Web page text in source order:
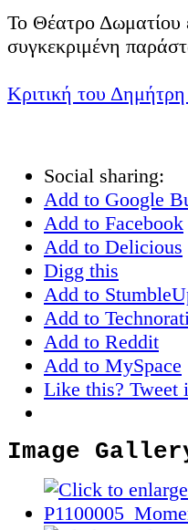
Το Θέατρο Δωματίου
συγκεκριμένη
Κριτική του
Social sharing:
Add to Google
Add to Facebook
Add to Delicious
Digg this
Add to
Add to Technorati
Add to Reddit
Add to MySpace
Like this? Tweet
Image